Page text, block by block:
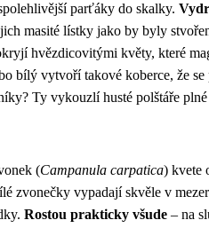
parťáky do skalky.
masité lístky jako by byly
hvězdicovitými květy, které
bílý vytvoří takové koberce, že
Ty vykouzlí husté polštáře
(Campanula carpatica) kvete
zvonečky vypadají skvěle v
Rostou prakticky všude – na